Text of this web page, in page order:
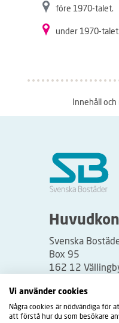
före 1970-talet.
under 1970-talet.
Innehåll och
a
r
Svenska
Box 95
162 12
Besöksadress:
Vällingbyplan 2
Vi använder cookies
Några cookies är nödvändiga för
att förstå hur du som besökare